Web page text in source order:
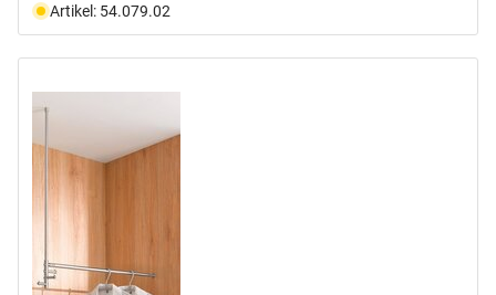
Artikel: 54.079.02